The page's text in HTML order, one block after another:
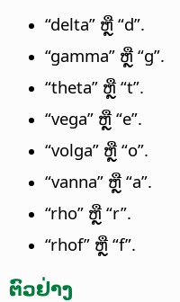
“delta” ຫຼື “d”.
“gamma” ຫຼື “g”.
“theta” ຫຼື “t”.
“vega” ຫຼື “e”.
“volga” ຫຼື “o”.
“vanna” ຫຼື “a”.
“rho” ຫຼື “r”.
“rhof” ຫຼື “f”.
ຕົວຢ່າງ